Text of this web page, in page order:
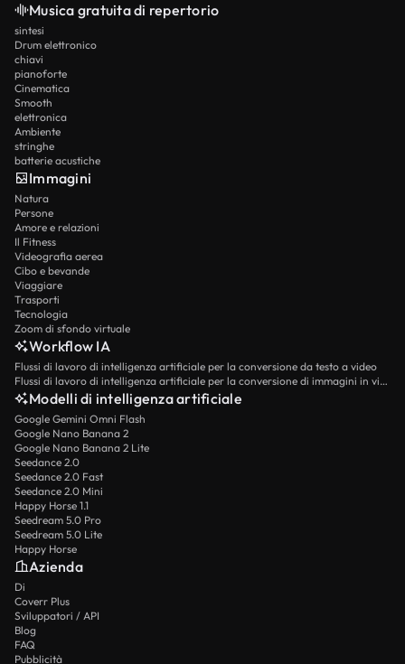
Musica gratuita di repertorio
sintesi
Drum elettronico
chiavi
pianoforte
Cinematica
Smooth
elettronica
Ambiente
stringhe
batterie acustiche
Immagini
Natura
Persone
Amore e relazioni
Il Fitness
Videografia aerea
Cibo e bevande
Viaggiare
Trasporti
Tecnologia
Zoom di sfondo virtuale
Workflow IA
Flussi di lavoro di intelligenza artificiale per la conversione da testo a video
Flussi di lavoro di intelligenza artificiale per la conversione di immagini in video
Modelli di intelligenza artificiale
Google Gemini Omni Flash
Google Nano Banana 2
Google Nano Banana 2 Lite
Seedance 2.0
Seedance 2.0 Fast
Seedance 2.0 Mini
Happy Horse 1.1
Seedream 5.0 Pro
Seedream 5.0 Lite
Happy Horse
Azienda
Di
Coverr Plus
Sviluppatori / API
Blog
FAQ
Pubblicità